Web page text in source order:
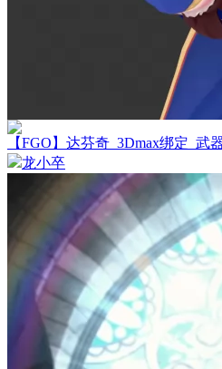
【FGO】达芬奇_3Dmax绑定_武
龙小卒